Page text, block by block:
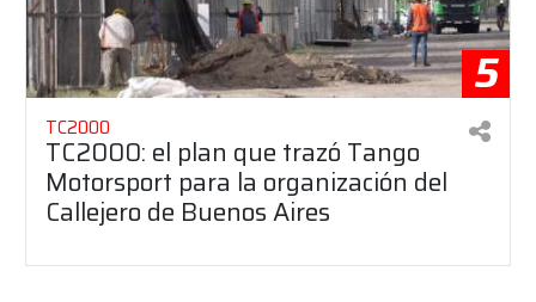
5
TC2000
TC2000: el plan que trazó Tango
Motorsport para la organización del
Callejero de Buenos Aires